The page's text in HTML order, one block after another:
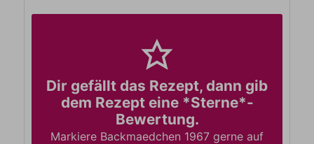
Dir gefällt das Rezept, dann gib
dem Rezept eine *Sterne*-
Bewertung.
Markiere Backmaedchen 1967 gerne auf